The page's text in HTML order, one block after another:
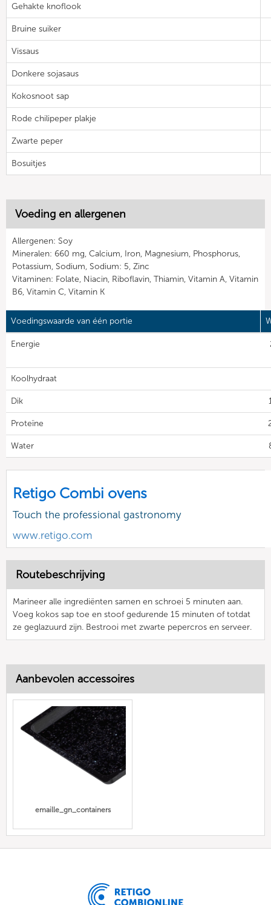
Gehakte knoflook
Bruine suiker
Vissaus
Donkere sojasaus
Kokosnoot sap
Rode chilipeper plakje
Zwarte peper
Bosuitjes
Voeding en allergenen
Allergenen: Soy
Mineralen: 660 mg, Calcium, Iron, Magnesium, Phosphorus,
Potassium, Sodium, Sodium: 5, Zinc
Vitaminen: Folate, Niacin, Riboflavin, Thiamin, Vitamin A, Vitamin
B6, Vitamin C, Vitamin K
Voedingswaarde van één portie
Energie
Koolhydraat
Dik
Proteïne
Water
Retigo Combi ovens
Touch the professional gastronomy
www.retigo.com
Routebeschrijving
Marineer alle ingrediënten samen en schroei 5 minuten aan.
Voeg kokos sap toe en stoof gedurende 15 minuten of totdat
ze geglazuurd zijn. Bestrooi met zwarte pepercros en serveer.
Aanbevolen accessoires
emaille_gn_containers